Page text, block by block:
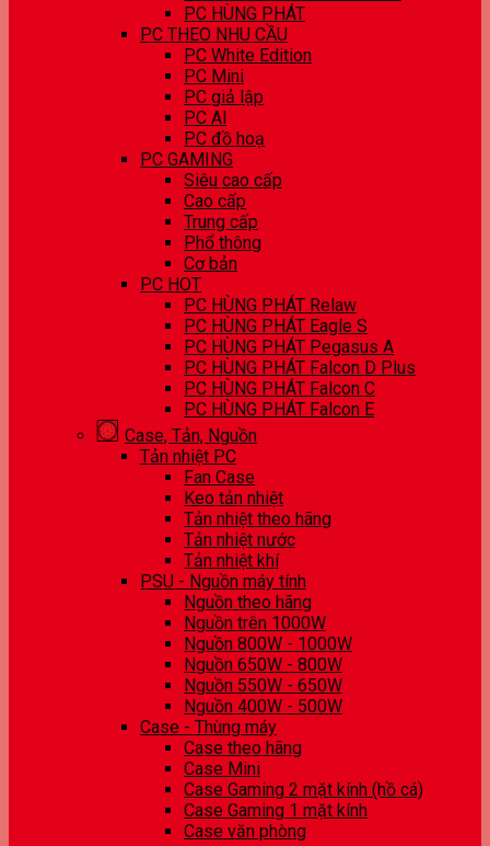
PC HÙNG PHÁT
PC THEO NHU CẦU
PC White Edition
PC Mini
PC giả lập
PC AI
PC đồ hoạ
PC GAMING
Siêu cao cấp
Cao cấp
Trung cấp
Phổ thông
Cơ bản
PC HOT
PC HÙNG PHÁT Relaw
PC HÙNG PHÁT Eagle S
PC HÙNG PHÁT Pegasus A
PC HÙNG PHÁT Falcon D Plus
PC HÙNG PHÁT Falcon C
PC HÙNG PHÁT Falcon E
Case, Tản, Nguồn
Tản nhiệt PC
Fan Case
Keo tản nhiệt
Tản nhiệt theo hãng
Tản nhiệt nước
Tản nhiệt khí
PSU - Nguồn máy tính
Nguồn theo hãng
Nguồn trên 1000W
Nguồn 800W - 1000W
Nguồn 650W - 800W
Nguồn 550W - 650W
Nguồn 400W - 500W
Case - Thùng máy
Case theo hãng
Case Mini
Case Gaming 2 mặt kính (hồ cá)
Case Gaming 1 mặt kính
Case văn phòng